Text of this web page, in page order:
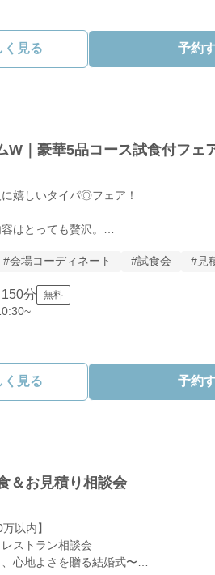
至福の美食試食シェフ厳選の旬の食材
成約特典フェア参加・ご成約で【最大
いたします。
く見る 予約
W｜豪華5品コース試食付フェ
嬉しいタイパ◎フェア！
はとっても贅沢。
料試食
ート案内
に効率よく理想をカタチに
い試食から」でOK！
#会場コーディネート #試食会 #見
分 無料
く見る 予約
＆お見積り相談会
以内】
ストラン相談会
心地よさを贈る結婚式〜